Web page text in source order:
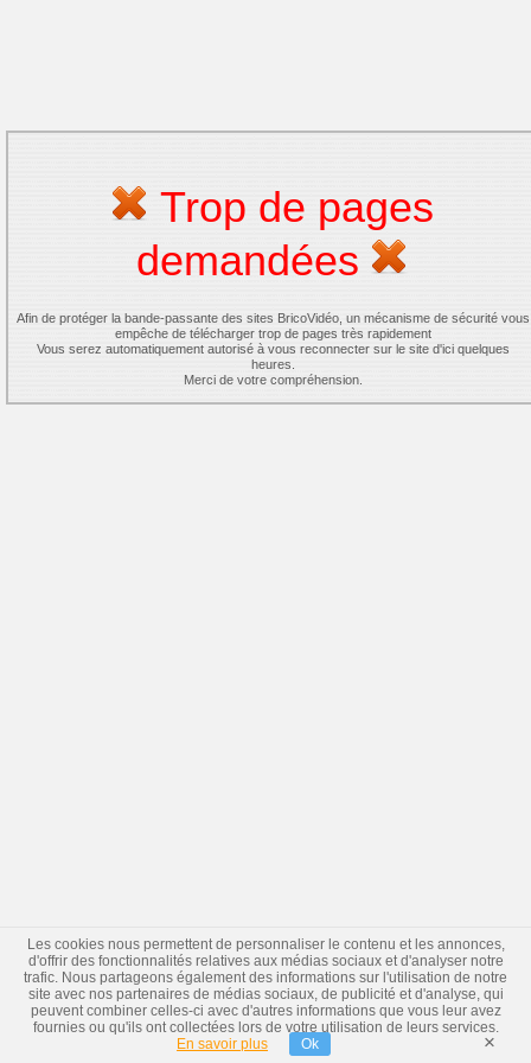
Trop de pages
demandées
Afin de protéger la bande-passante des sites BricoVidéo, un mécanisme de sécurité vous
empêche de télécharger trop de pages très rapidement
Vous serez automatiquement autorisé à vous reconnecter sur le site d'ici quelques
heures.
Merci de votre compréhension.
Les cookies nous permettent de personnaliser le contenu et les annonces,
d'offrir des fonctionnalités relatives aux médias sociaux et d'analyser notre
trafic. Nous partageons également des informations sur l'utilisation de notre
site avec nos partenaires de médias sociaux, de publicité et d'analyse, qui
peuvent combiner celles-ci avec d'autres informations que vous leur avez
fournies ou qu'ils ont collectées lors de votre utilisation de leurs services.
En savoir plus
Ok ×